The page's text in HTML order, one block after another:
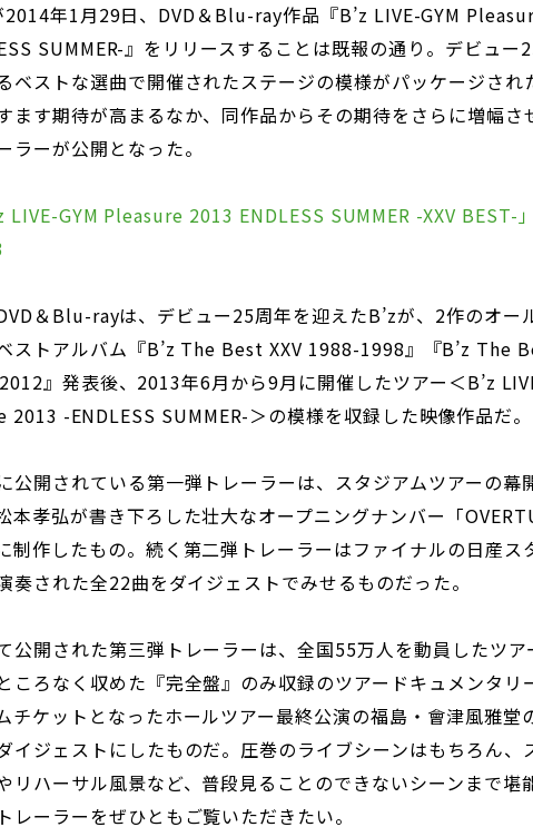
2014年1月29日、DVD＆Blu-ray作品『B’z LIVE-GYM
SUMMER-』をリリースすることは既報の通り。デビュー
ベストな選曲で開催されたステージの模様がパッケージされ
ます期待が高まるなか、同作品からその期待をさらに増幅さ
ラーが公開となった。
LIVE-GYM Pleasure 2013 ENDLESS SUMMER -XXV BEST-
＆Blu-rayは、デビュー25周年を迎えたB’zが、2作のオー
ストアルバム『B’z The Best XXV 1988-1998』『B’z The
』発表後、2013年6月から9月に開催したツアー＜B’z
2013 -ENDLESS SUMMER-＞の模様を収録した映像作品だ。
公開されている第一弾トレーラーは、スタジアムツアーの幕
本孝弘が書き下ろした壮大なオープニングナンバー「
制作したもの。続く第二弾トレーラーはファイナルの日産ス
奏された全22曲をダイジェストでみせるものだった。
公開された第三弾トレーラーは、全国55万人を動員したツア
ころなく収めた『完全盤』のみ収録のツアードキュメンタリ
チケットとなったホールツアー最終公演の福島・會津風雅堂
イジェストにしたものだ。圧巻のライブシーンはもちろん、
リハーサル風景など、普段見ることのできないシーンまで堪
レーラーをぜひともご覧いただきたい。